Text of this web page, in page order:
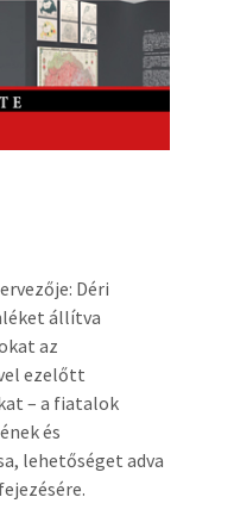
Déri
állítva
az
ezelőtt
– a fiatalok
és
lehetőséget adva